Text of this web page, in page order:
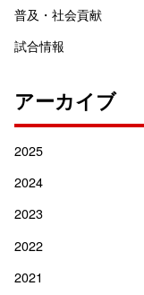
普及・社会貢献
試合情報
アーカイブ
2025
2024
2023
2022
2021